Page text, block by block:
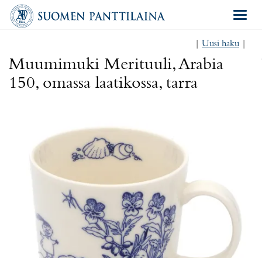
Uusi haku
Muumimuki Merituuli, Arabia
150, omassa laatikossa, tarra